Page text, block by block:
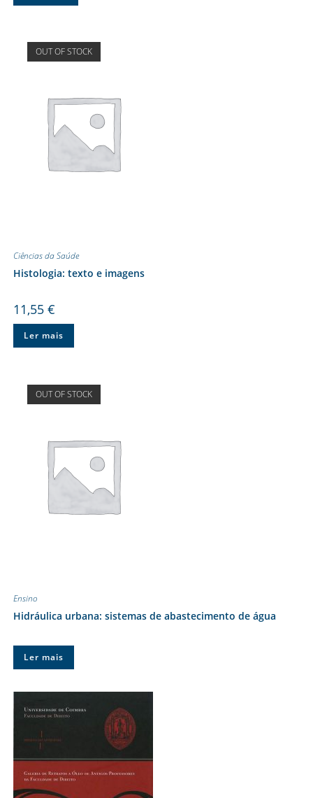
OUT OF STOCK
Ciências da Saúde
Histologia: texto e imagens
11,55 €
Ler mais
OUT OF STOCK
Ensino
Hidráulica urbana: sistemas de abastecimento de água
Ler mais